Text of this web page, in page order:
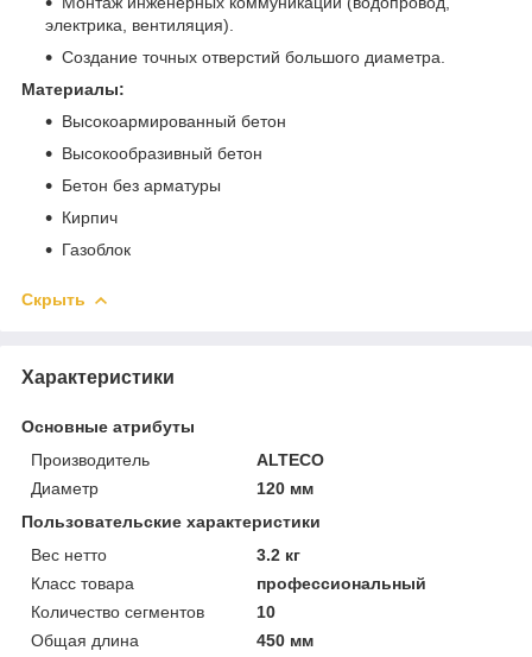
электрика, вентиляция).
Создание точных отверстий большого диаметра.
Материалы:
Высокоармированный бетон
Высокообразивный бетон
Бетон без арматуры
Кирпич
Газоблок
Скрыть
Характеристики
Основные атрибуты
Производитель
ALTECO
Диаметр
120 мм
Пользовательские характеристики
Вес нетто
3.2 кг
Класс товара
профессиональный
Количество сегментов
10
Общая длина
450 мм